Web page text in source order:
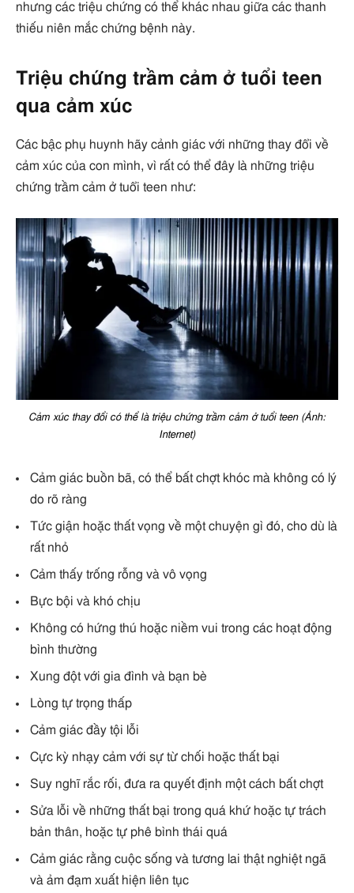
nhưng các triệu chứng có thể khác nhau giữa các thanh
thiếu niên mắc chứng bệnh này.
Triệu chứng trầm cảm ở tuổi teen
qua cảm xúc
Các bậc phụ huynh hãy cảnh giác với những thay đổi về
cảm xúc của con mình, vì rất có thể đây là những triệu
chứng trầm cảm ở tuổi teen như:
Cảm xúc thay đổi có thể là triệu chứng trầm cảm ở tuổi teen (Ảnh:
Internet)
Cảm giác buồn bã, có thể bất chợt khóc mà không có lý
do rõ ràng
Tức giận hoặc thất vọng về một chuyện gì đó, cho dù là
rất nhỏ
Cảm thấy trống rỗng và vô vọng
Bực bội và khó chịu
Không có hứng thú hoặc niềm vui trong các hoạt động
bình thường
Xung đột với gia đình và bạn bè
Lòng tự trọng thấp
Cảm giác đầy tội lỗi
Cực kỳ nhạy cảm với sự từ chối hoặc thất bại
Suy nghĩ rắc rối, đưa ra quyết định một cách bất chợt
Sửa lỗi về những thất bại trong quá khứ hoặc tự trách
bản thân, hoặc tự phê bình thái quá
Cảm giác rằng cuộc sống và tương lai thật nghiệt ngã
và ảm đạm xuất hiện liên tục